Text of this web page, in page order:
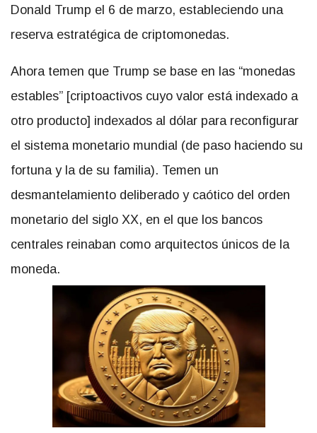
Donald Trump el 6 de marzo, estableciendo una
reserva estratégica de criptomonedas.
Ahora temen que Trump se base en las “monedas
estables” [criptoactivos cuyo valor está indexado a
otro producto] indexados al dólar para reconfigurar
el sistema monetario mundial (de paso haciendo su
fortuna y la de su familia). Temen un
desmantelamiento deliberado y caótico del orden
monetario del siglo XX, en el que los bancos
centrales reinaban como arquitectos únicos de la
moneda.